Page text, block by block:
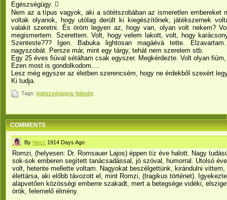
Egészségügy. 
Nem az a típus vagyok, aki a sötétszobában az ismeretlen embereket
voltak olyanok, hogy utólag derült ki kiegészítőnek, játékszernek
valakit szeretni. És öröm legyen az, hogy van, olyan volt nekem?
megismertem. Szerettem. Volt, hogy velem lakott, volt, hogy
Szenteste??? Igen. Babuka lightosan magáévá tette.
nagyszobát. Persze már, mint egy tárgy, tehát nem szerelem stb.
Egy 25 éves fiúval sétáltam csak egyszer. Megkérdezte. Volt olyan
Ezen most is gondolkodom....
Lesz még egyszer az életben szerencsém, hogy ne érdekből szexért
Ki tudja.
Tags: egészségügyis feleség
COMMENTS
By Necc 1914 Days Ago
Romzi, (helyesen: Dr. Romsauer Lajos) éppen tíz éve halott. Nagy
sok-sok emberen segített tanácsadással, jó szóval, humorral. Utolsó
volt, hetente mellette voltam. Nagyokat beszélgettünk, kirándulni
élettársa, aki előbb távozott el, mint Romzi, (tragikus történet).
alapvetően közösségi emberre szakadt, mert a betegsége vidéki,
örök, felemelő élmény.